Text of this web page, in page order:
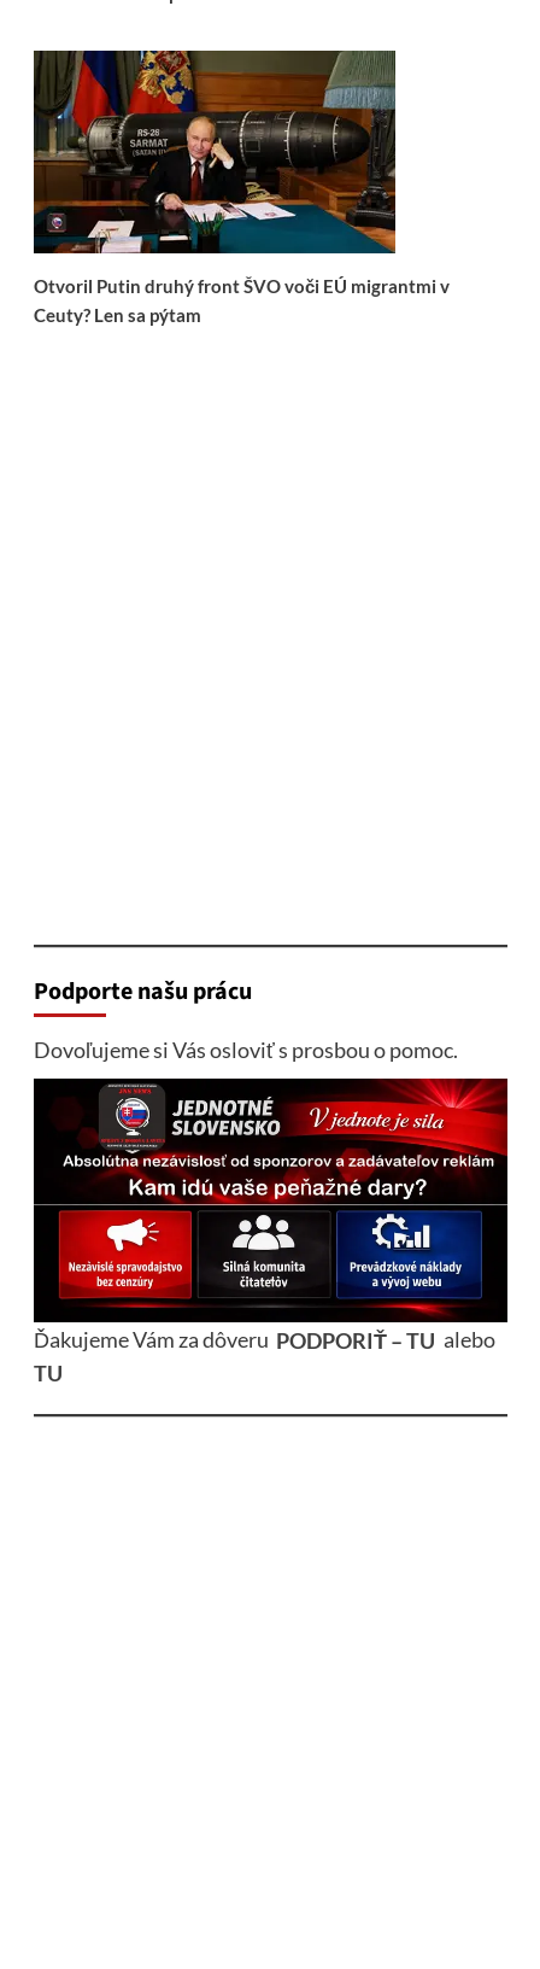
Otvoril Putin druhý front ŠVO voči EÚ migrantmi v
Ceuty? Len sa pýtam
Podporte našu prácu
Dovoľujeme si Vás osloviť s prosbou o pomoc.
Ďakujeme Vám za dôveru PODPORIŤ – TU alebo
TU